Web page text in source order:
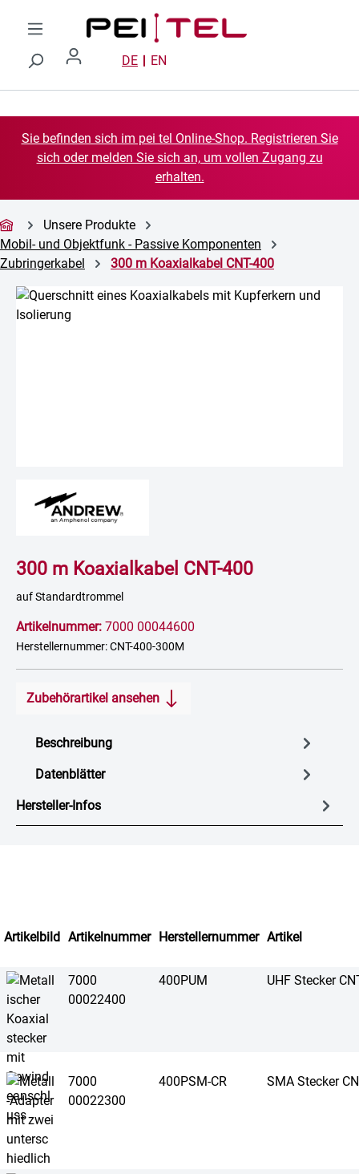
Zum Hauptinhalt springen
DE EN
Sie befinden sich im pei tel Online-Shop. Registrieren Sie
sich oder melden Sie sich an, um vollen Zugang zu
erhalten.
Unsere Produkte
Mobil- und Objektfunk - Passive Komponenten
Zubringerkabel
300 m Koaxialkabel CNT-400
Bildergalerie überspringen
300 m Koaxialkabel CNT-400
auf Standardtrommel
Artikelnummer: 7000 00044600
Herstellernummer: CNT-400-300M
Zubehörartikel ansehen
Beschreibung
Datenblätter
Hersteller-Infos
Artikelbild Artikelnummer Herstellernummer Artikel
7000
00022400
400PUM UHF Stecker
7000
00022300
400PSM-CR SMA Stecker